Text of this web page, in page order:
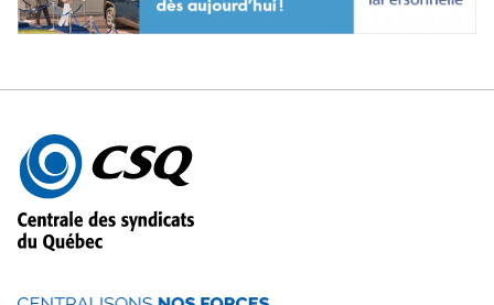
Autres
informations